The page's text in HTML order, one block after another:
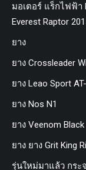
มอเตอร์ แร็กไฟฟ้า
Everest Raptor
ยาง
ยาง Crossleader
ยาง Leao Sport
ยาง Nos N1
ยาง Veenom Black
ยาง ยาง Grit King
รุ่นใหม่มาแล้ว กระจ